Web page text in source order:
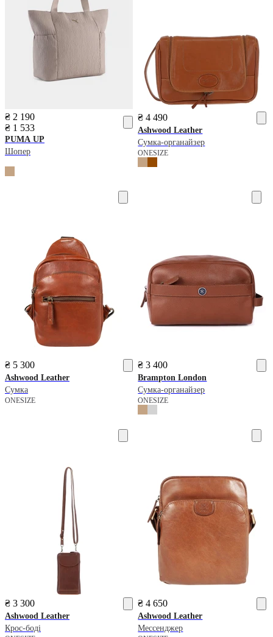
₴ 2 190
₴ 1 533
PUMA UP
Шопер
₴ 4 490
Ashwood Leather
Сумка-органайзер
ONESIZE
₴ 5 300
Ashwood Leather
Сумка
ONESIZE
₴ 3 400
Brampton London
Сумка-органайзер
ONESIZE
₴ 3 300
Ashwood Leather
Крос-боді
₴ 4 650
Ashwood Leather
Мессенджер